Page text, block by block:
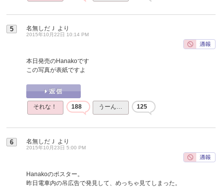
5 名無しだＪ より
2015年10月22日 10:14 PM
本日発売のHanakoです
この写真が表紙ですよ
それな！ 188 うーん… 125
6 名無しだＪ より
2015年10月23日 5:00 PM
Hanakoのポスター。
昨日電車内の吊広告で発見して、めっちゃ見てしまった。